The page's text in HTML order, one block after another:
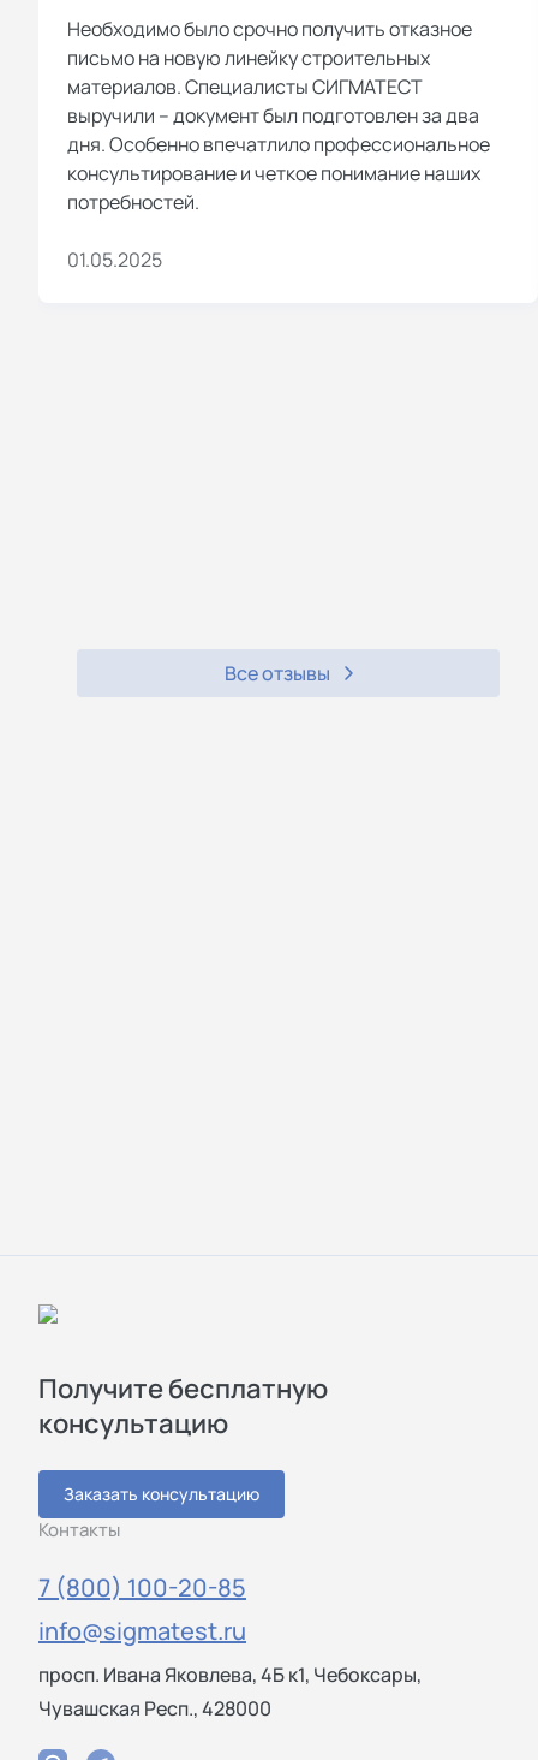
Необходимо было срочно получить отказное
письмо на новую линейку строительных
материалов. Специалисты СИГМАТЕСТ
выручили – документ был подготовлен за два
дня. Особенно впечатлило профессиональное
консультирование и четкое понимание наших
потребностей.
01.05.2025
Все отзывы
Получите бесплатную
консультацию
Заказать консультацию
Контакты
7 (800) 100-20-85
info@sigmatest.ru
просп. Ивана Яковлева, 4Б к1, Чебоксары,
Чувашская Респ., 428000